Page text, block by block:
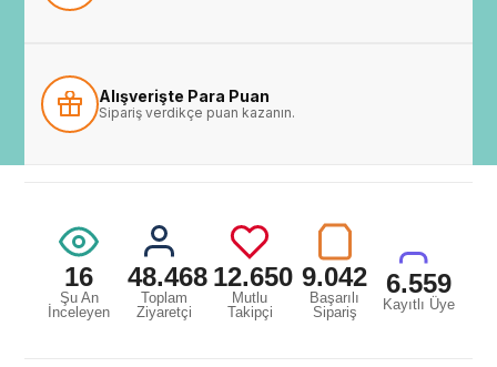
Alışverişte Para Puan
Sipariş verdikçe puan kazanın.
16
Şu An
İnceleyen
48.468
Toplam
Ziyaretçi
12.650
Mutlu
Takipçi
9.042
Başarılı
Sipariş
6.559
Kayıtlı Üye